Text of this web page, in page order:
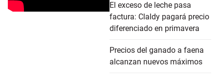
El exceso de leche pasa
factura: Claldy pagará precio
diferenciado en primavera
Precios del ganado a faena
alcanzan nuevos máximos